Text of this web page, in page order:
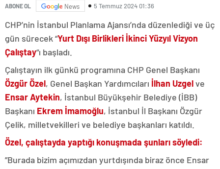
ABONE OL News 5 Temmuz 2024 01:36
CHP’nin İstanbul Planlama Ajansı’nda düzenlediği ve üç
gün sürecek “Yurt Dışı Birlikleri İkinci Yüzyıl Vizyon
Çalıştay“ı başladı.
Çalıştayın ilk günkü programına CHP Genel Başkanı
Özgür Özel, Genel Başkan Yardımcıları İlhan Uzgelve
Ensar Aytekin, İstanbul Büyükşehir Belediye (İBB)
Başkanı Ekrem İmamoğlu, İstanbul İl Başkanı Özgür
Çelik, milletvekilleri ve belediye başkanları katıldı.
Özel, çalıştayda yaptığı konuşmada şunları söyledi:
”Burada bizim açımızdan yurtdışında biraz önce Ensar